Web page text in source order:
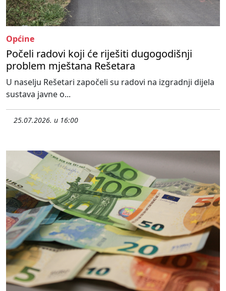
Općine
Počeli radovi koji će riješiti dugogodišnji
problem mještana Rešetara
U naselju Rešetari započeli su radovi na izgradnji dijela
sustava javne o...
25.07.2026. u 16:00